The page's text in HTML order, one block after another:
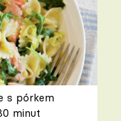
s pórkem
minut